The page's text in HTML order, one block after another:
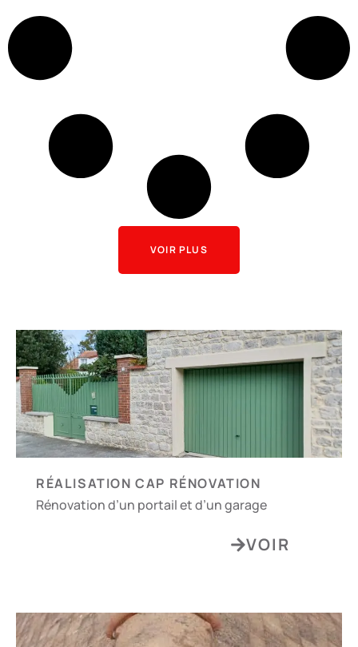
VOIR PLUS
RÉALISATION CAP RÉNOVATION
Rénovation d’un portail et d’un garage
VOIR